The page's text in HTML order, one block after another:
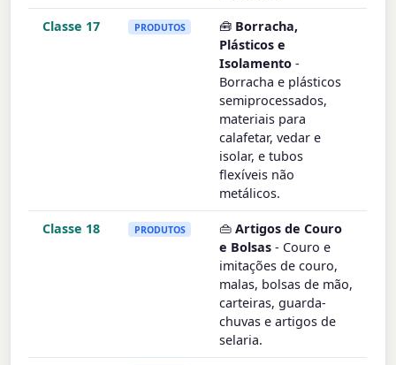
Classe 17 PRODUTOS 🧰 Borracha,
Plásticos e
Isolamento -
Borracha e plásticos
semiprocessados,
materiais para
calafetar, vedar e
isolar, e tubos
flexíveis não
metálicos.
Classe 18 PRODUTOS 👜Artigos de Couro
e Bolsas - Couro e
imitações de couro,
malas, bolsas de mão,
carteiras, guarda-
chuvas e artigos de
selaria.